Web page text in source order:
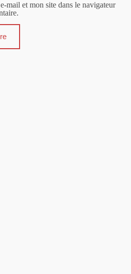
mail et mon site dans le navigateur